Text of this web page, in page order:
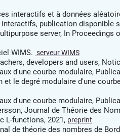
interactifs et à données
publication disponible
server, In
WIMS. serveur WIMS
developers and users,
d'une courbe modulaire,
le degré modulaire d'une
d'une courbe modulaire,
Journal de Théorie des
L-functions, 2021, preprint
de théorie des nombres de